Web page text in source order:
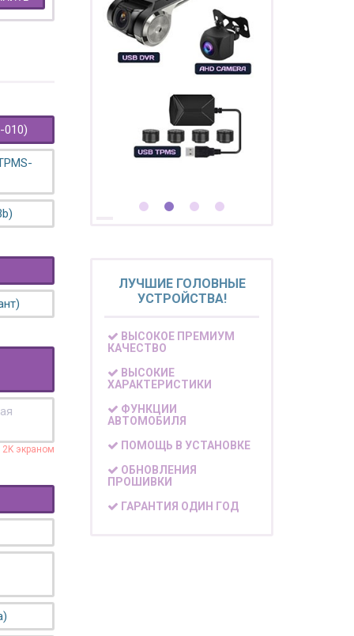
010)
2K экраном
ЛУЧШИЕ ГОЛОВНЫЕ
УСТРОЙСТВА!
ВЫСОКОЕ ПРЕМИУМ
КАЧЕСТВО
ВЫСОКИЕ
ХАРАКТЕРИСТИКИ
ФУНКЦИИ
АВТОМОБИЛЯ
ПОМОЩЬ В УСТАНОВКЕ
ОБНОВЛЕНИЯ
ПРОШИВКИ
ГАРАНТИЯ ОДИН ГОД